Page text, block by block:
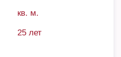
кв. м.
25 лет